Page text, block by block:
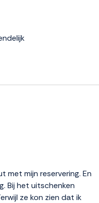
met mijn reservering. En
Bij het uitschenken
ze kon zien dat ik